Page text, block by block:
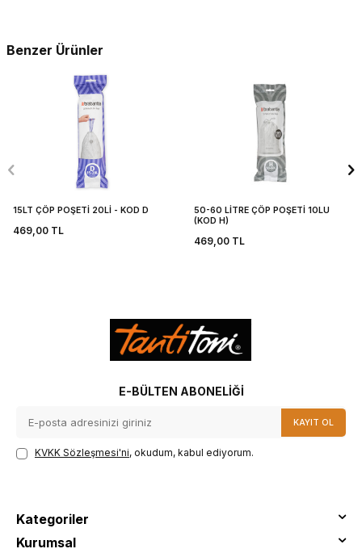
Benzer Ürünler
15LT ÇÖP POŞETİ 20Lİ - KOD D
469,00 TL
50-60 LİTRE ÇÖP POŞETİ 10LU
(KOD H)
469,00TL
E-BÜLTEN ABONELIĞI
KAYIT OL
KVKK Sözleşmesi'ni, okudum, kabul ediyorum.
Kategoriler
Kurumsal